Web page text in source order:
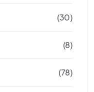
(30)
(8)
(78)